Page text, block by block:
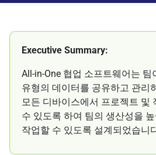
Executive Summary:
All-in-One 협업 소프트웨어는 팀
유형의 데이터를 공유하고 관리
모든 디바이스에서 프로젝트 및
수 있도록 하여 팀의 생산성을
작업할 수 있도록 설계되었습니